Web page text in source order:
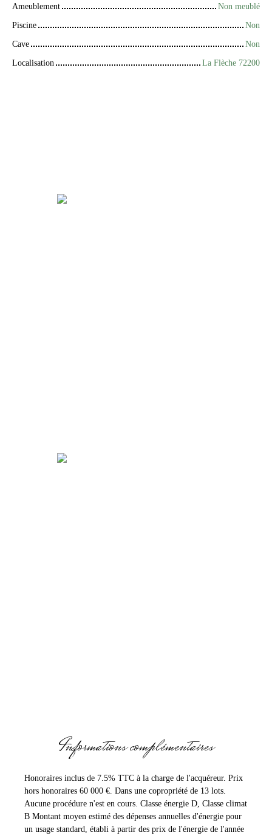
Ameublement
Non meublé
Piscine
Non
Cave
Non
Localisation
La Flèche 72200
Informations complémentaires
Honoraires inclus de 7.5% TTC à la charge de l'acquéreur. Prix
hors honoraires 60 000 €. Dans une copropriété de 13 lots.
Aucune procédure n'est en cours. Classe énergie D, Classe climat
B Montant moyen estimé des dépenses annuelles d'énergie pour
un usage standard, établi à partir des prix de l'énergie de l'année